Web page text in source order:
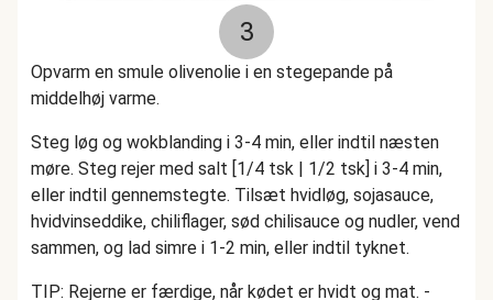
3
Opvarm en smule olivenolie i en stegepande på
middelhøj varme.
Steg løg og wokblanding i 3-4 min, eller indtil næsten
møre. Steg rejer med salt [1/4 tsk | 1/2 tsk] i 3-4 min,
eller indtil gennemstegte. Tilsæt hvidløg, sojasauce,
hvidvinseddike, chiliflager, sød chilisauce og nudler, vend
sammen, og lad simre i 1-2 min, eller indtil tyknet.
TIP: Rejerne er færdige, når kødet er hvidt og mat. -